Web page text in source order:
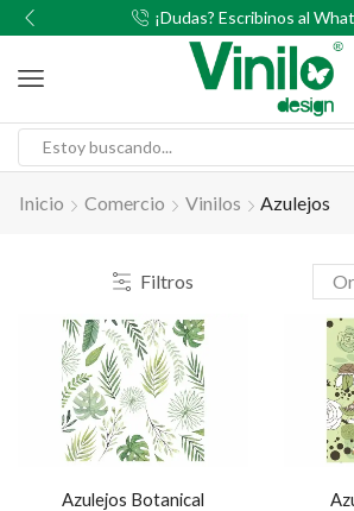
¡Dudas? Escribinos al
Inicio Comercio Vinilos Azulejos
Filtros
Azulejos Botanical